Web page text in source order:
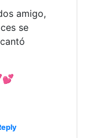
amigo,
se